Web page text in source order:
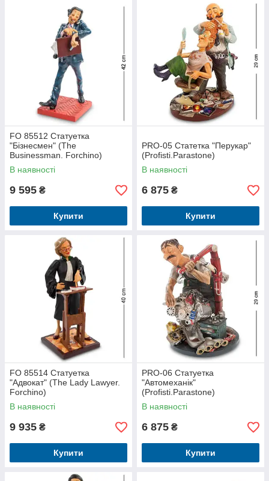
FO 85512 Статуетка
"Бізнесмен" (The
Businessman. Forchino)
В наявності
9 595 ₴
Купити
PRO-05 Статетка "Перукар"
(Profisti.Parastone)
В наявності
6 875 ₴
Купити
FO 85514 Статуетка
"Адвокат" (The Lady Lawyer.
Forchino)
В наявності
9 935 ₴
Купити
PRO-06 Статуетка
"Автомеханік"
(Profisti.Parastone)
В наявності
6 875 ₴
Купити